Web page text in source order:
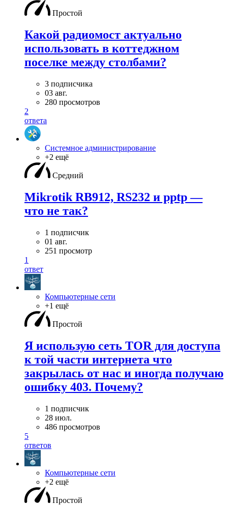
Простой
Какой радиомост актуально
использовать в коттеджном
поселке между столбами?
3 подписчика
03 авг.
280 просмотров
2
ответа
Системное администрирование
+2 ещё
Средний
Mikrotik RB912, RS232 и pptp —
что не так?
1 подписчик
01 авг.
251 просмотр
1
ответ
Компьютерные сети
+1 ещё
Простой
Я использую сеть TOR для доступа
к той части интернета что
закрылась от нас и иногда получаю
ошибку 403. Почему?
1 подписчик
28 июл.
486 просмотров
5
ответов
Компьютерные сети
+2 ещё
Простой